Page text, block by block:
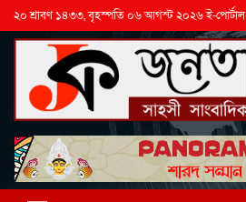
২০ শ্রাবণ ১৪৩৩, বৃহস্পতি ০৬ আগস্ট ২০২৬ ই-পোর্টাল